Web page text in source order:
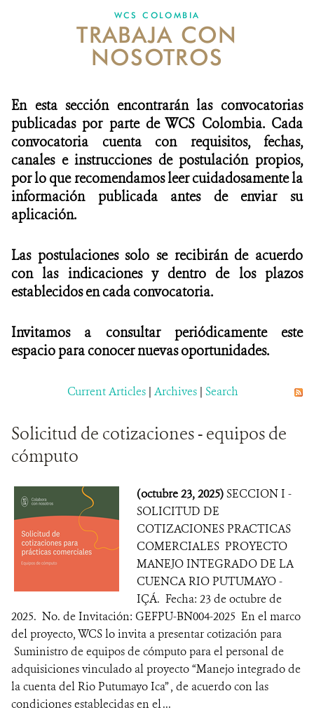
NOTICIAS
WCS VISUAL
ALIADOS Y ALIANZAS
COBERTURA EN MEDIOS DE COMUNICACIÓN
INFORME ANUAL WCS
MECANISMO DE ATENCIÓN DE QUEJAS Y RECLAMOS
DONA
WCS COLOMBIA
TRABAJA CON
NOSOTROS
En esta sección encontrarán las convocatorias
publicadas por parte de WCS Colombia. Cada
convocatoria cuenta con requisitos, fechas,
canales e instrucciones de postulación propios,
por lo que recomendamos leer cuidadosamente la
información publicada antes de enviar su
aplicación.
Las postulaciones solo se recibirán de acuerdo
con las indicaciones y dentro de los plazos
establecidos en cada convocatoria.
Invitamos a consultar periódicamente este
espacio para conocer nuevas oportunidades.
Current Articles | Archives | Search
Solicitud de cotizaciones - equipos de
cómputo
(octubre 23, 2025)SECCION I -
SOLICITUD DE
COTIZACIONES PRACTICAS
COMERCIALES PROYECTO
MANEJO INTEGRADO DE LA
CUENCA RIO PUTUMAYO -
IÇÁ. Fecha: 23 de octubre de
2025. No. de Invitación: GEFPU-BN004-2025 En el marco
del proyecto, WCS lo invita a presentar cotización para
Suministro de equipos de cómputo para el personal de
adquisiciones vinculado al proyecto “Manejo integrado de
la cuenta del Rio Putumayo Ica” , de acuerdo con las
condiciones establecidas en el ...